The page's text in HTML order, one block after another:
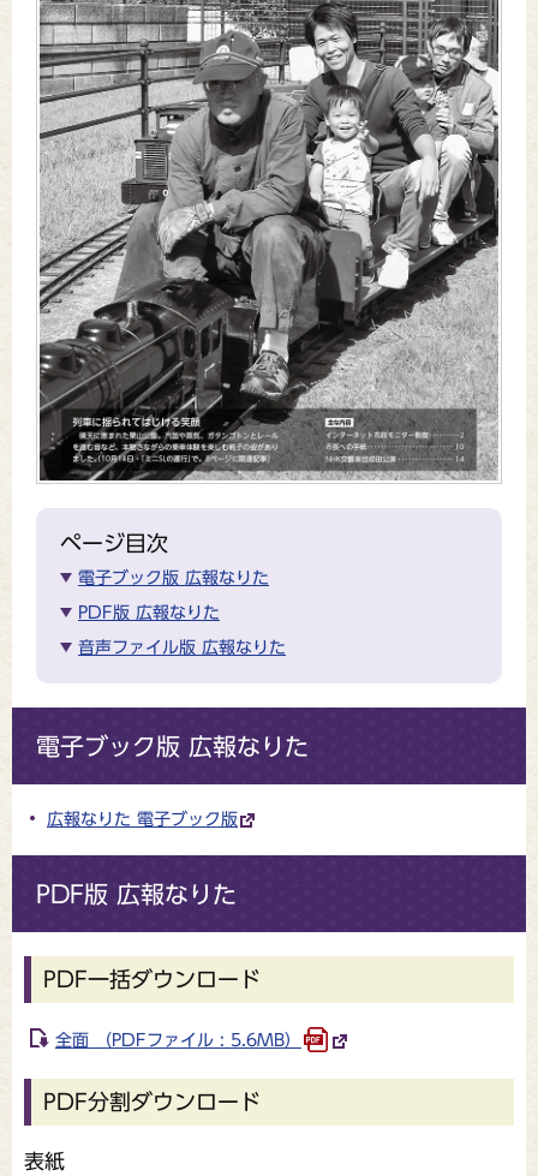
ページ目次
電子ブック版 広報なりた
PDF版 広報なりた
音声ファイル版 広報なりた
電子ブック版 広報なりた
広報なりた 電子ブック版
PDF版 広報なりた
PDF一括ダウンロード
全面 （PDFファイル : 5.6MB）
PDF分割ダウンロード
表紙